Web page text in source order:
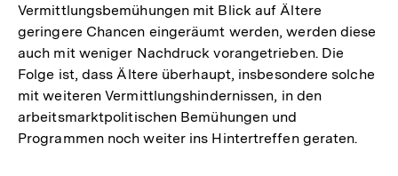
Vermittlungsbemühungen mit Blick auf Ältere
geringere Chancen eingeräumt werden, werden diese
auch mit weniger Nachdruck vorangetrieben. Die
Folge ist, dass Ältere überhaupt, insbesondere solche
mit weiteren Vermittlungshindernissen, in den
arbeitsmarktpolitischen Bemühungen und
Programmen noch weiter ins Hintertreffen geraten.